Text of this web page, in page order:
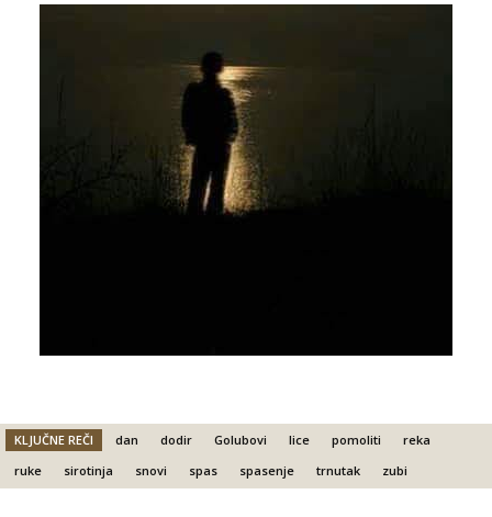
KLJUČNE REČI dan dodir Golubovi lice pomoliti
reka
ruke
sirotinja snovi spas spasenje trnutak zubi